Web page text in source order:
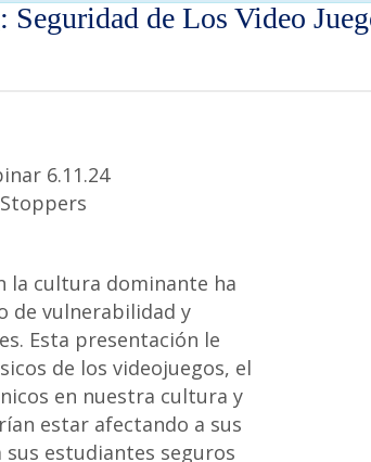
de Los Video
la cultura dominante ha
de vulnerabilidad y
Esta presentación le
de los videojuegos, el
en nuestra cultura y
estar afectando a sus
estudiantes seguros